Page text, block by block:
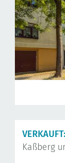
VERKAUFT:
Kaßberg